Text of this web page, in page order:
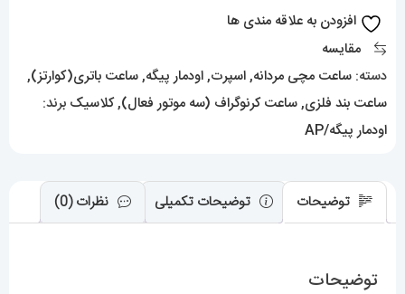
صفحه
PIGUET
ROYAL
عدد
افزودن به علاقه مندی ها
مقایسه
دسته: ساعت مچی مردانه,اسپرت,اودمار پیگه,ساعت باتری(کوارتز),
ساعت بند فلزی,ساعت کرنوگراف (سه موتور فعال),کلاسیک برند:
اودمار پیگه/AP
توضیحات توضیحات تکمیلی نظرات (0)
توضیحات